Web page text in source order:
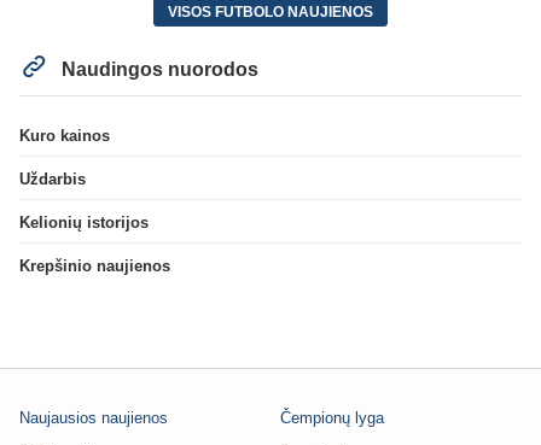
VISOS FUTBOLO NAUJIENOS
Naudingos nuorodos
Kuro kainos
Uždarbis
Kelionių istorijos
Krepšinio naujienos
Naujausios naujienos Čempionų lyga